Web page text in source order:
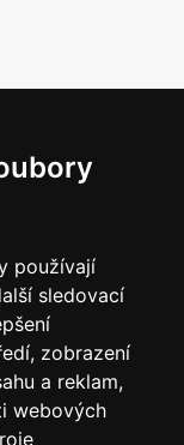
používají
sledovací
zobrazení
a reklam,
webových
bez odezvy.